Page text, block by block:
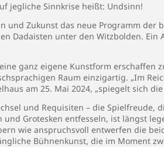
jegliche Sinnkrise heißt: Undsinn!
und Zukunst das neue Programm der
Dadaisten unter den Witzbolden. Ein
ganz eigene Kunstform erschaffen
Raum einzigartig. „Im
am 25. Mai 2024, „spiegelt sich
und Requisiten – die Spielfreude,
Grotesken entfesseln, ist längst
wie anspruchsvoll entwerfen die
Bühnenkunst, die im Moment